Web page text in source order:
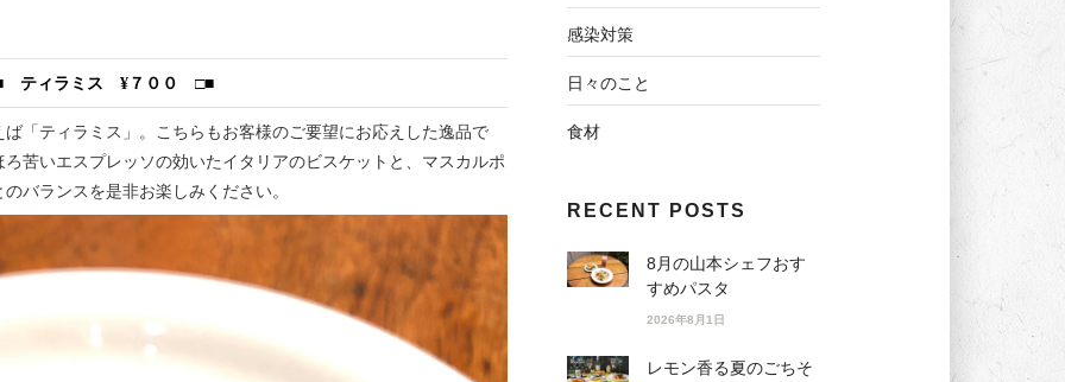
ティラミス ¥７００ □■
「ティラミス」。こちらもお客様のご要望にお応えした逸品で
苦いエスプレッソの効いたイタリアのビスケットと、マスカルポ
バランスを是非お楽しみください。
感染対策
日々のこと
食材
RECENT POSTS
8月の山本シェフおす
すめパスタ
2026年8月1日
レモン香る夏のごちそ